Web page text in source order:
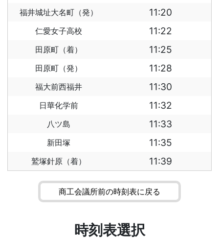
福井城址大名町（発） 11:20
仁愛女子高校 11:22
田原町（着） 11:25
田原町（発） 11:28
福大前西福井 11:30
日華化学前 11:32
八ツ島 11:33
新田塚 11:35
鷲塚針原（着） 11:39
商工会議所前の時刻表に戻る
時刻表選択